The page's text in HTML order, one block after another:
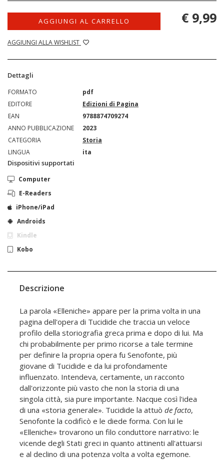
AGGIUNGI AL CARRELLO
AGGIUNGI ALLA WISHLIST
€ 9,99
Dettagli
FORMATO
pdf
EDITORE
Edizioni di Pagina
EAN
9788874709274
ANNO PUBBLICAZIONE
2023
CATEGORIA
Storia
LINGUA
ita
Dispositivi supportati
Computer
E-Readers
iPhone/iPad
Androids
Kindle
Kobo
Descrizione
La parola «Elleniche» appare per la prima volta in una
pagina dell'opera di Tucidide che traccia un veloce
profilo della storiografia greca prima e dopo di lui. Ma
chi probabilmente per primo ricorse a tale termine
per definire la propria opera fu Senofonte, più
giovane di Tucidide e da lui profondamente
influenzato. Intendeva, certamente, un racconto
dall'orizzonte più vasto che non la storia di una
singola città, sia pure importante. Nacque così l'idea
di una «storia generale». Tucidide la attuò de facto,
Senofonte la codificò e le diede forma. Con lui le
«Elleniche» trovarono un filo conduttore narrativo: le
vicende degli Stati greci in quanto attinenti all'attuarsi
e al declino di una potenza volta a volta egemone.